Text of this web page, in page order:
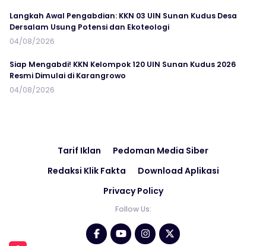
Langkah Awal Pengabdian: KKN 03 UIN Sunan Kudus Desa
Dersalam Usung Potensi dan Ekoteologi
04/08/2026
Siap Mengabdi! KKN Kelompok 120 UIN Sunan Kudus 2026
Resmi Dimulai di Karangrowo
04/08/2026
Tarif Iklan
Pedoman Media Siber
Redaksi Klik Fakta
Download Aplikasi
Privacy Policy
Follow Us: